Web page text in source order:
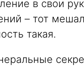
в свои
– тот
такая.